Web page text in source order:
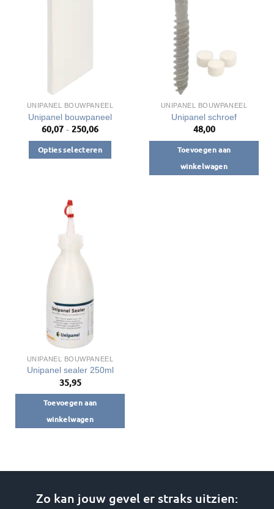
UNIPANEL BOUWPANEEL
Unipanel bouwpaneel
60,07 - 250,06Prijsklasse:
tot
€250,06
Opties selecteren
meerdere
variaties.
Deze
optie
gekozen
op
de
productpagina
UNIPANEL BOUWPANEEL
Unipanel schroef
48,00
Toevoegen aan
winkelwagen
UNIPANEL BOUWPANEEL
Unipanel sealer 250ml
35,95
Toevoegen aan
winkelwagen
Zo kan jouw gevel er straks uitzien: